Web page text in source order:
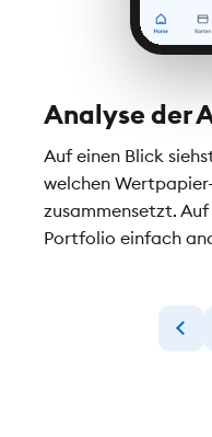
Analyse der
Auf einen Blick
welchen
zusammensetzt.
Portfolio einfach